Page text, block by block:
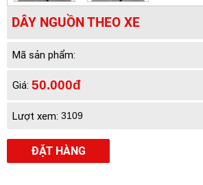
DÂY NGUỒN THEO XE
Mã sản phẩm:
Giá: 50.000đ
Lượt xem: 3109
ĐẶT HÀNG